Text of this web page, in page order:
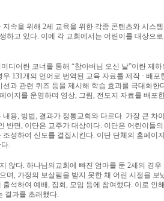
지속을 위해 2세 교육을 위한 각종 콘텐츠와 시스
하고 있다. 이에 각 교회에서는 어린이를 대상으
디어란 코너를 통해 “참아버님 오신 날”이란 제
우 131개의 언어로 번역된 교육 자료를 제작 · 배포
션과 관련 퀴즈 등을 제시해 학습 효과를 극대화한
이지를 운영하며 영상, 그림, 전도지 자료를 배포
내용, 방법, 결과가 정통교회와 다르다. 가장 큰 차
반면, 이단은 교주가 대상이다. 이단은 어린이들
조성하여 신도를 결집시킨다. 이단 단체의 홈페이
다.
않다. 하나님의교회에 빠진 엄마를 둔 2세의 경우
며, 가정의 보살핌을 받지 못한 채 어린 시절을 보
출석하여 예배, 집회 , 모임 등에 참여했다. 이로 인
결과를 초래했다.